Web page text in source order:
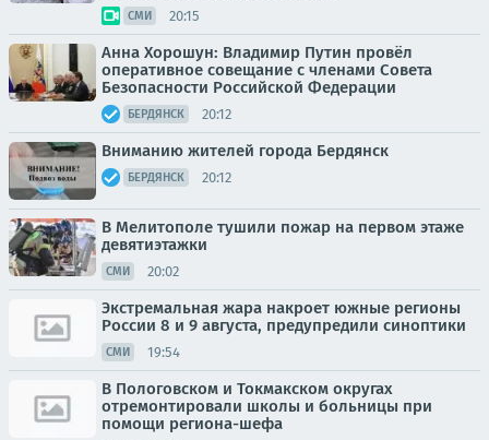
СМИ 20:15
Анна Хорошун: Владимир Путин провёл
оперативное совещание с членами Совета
Безопасности Российской Федерации
БЕРДЯНСК 20:12
Вниманию жителей города Бердянск
БЕРДЯНСК 20:12
В Мелитополе тушили пожар на первом этаже
девятиэтажки
СМИ 20:02
Экстремальная жара накроет южные регионы
России 8 и 9 августа, предупредили синоптики
СМИ 19:54
В Пологовском и Токмакском округах
отремонтировали школы и больницы при
помощи региона-шефа